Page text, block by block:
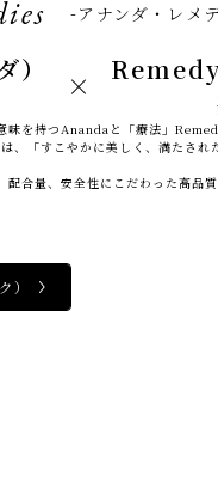
アナンダ・レメ
）
×
味を持つAnandaと「療法」
、「すこやかに美しく、満たされ
合量、安全性にこだわった高品質
）